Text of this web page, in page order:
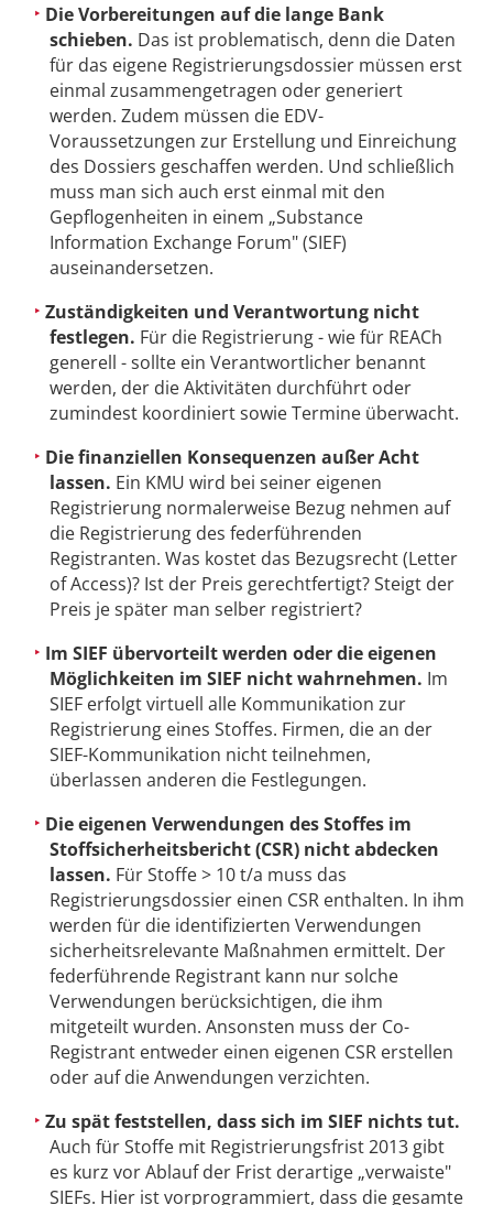
Die Vorbereitungen auf die lange Bank
schieben. Das ist problematisch, denn die Daten
für das eigene Registrierungsdossier müssen erst
einmal zusammengetragen oder generiert
werden. Zudem müssen die EDV-
Voraussetzungen zur Erstellung und Einreichung
des Dossiers geschaffen werden. Und schließlich
muss man sich auch erst einmal mit den
Gepflogenheiten in einem „Substance
Information Exchange Forum" (SIEF)
auseinandersetzen.
Zuständigkeiten und Verantwortung nicht
festlegen. Für die Registrierung - wie für REACh
generell - sollte ein Verantwortlicher benannt
werden, der die Aktivitäten durchführt oder
zumindest koordiniert sowie Termine überwacht.
Die finanziellen Konsequenzen außer Acht
lassen. Ein KMU wird bei seiner eigenen
Registrierung normalerweise Bezug nehmen auf
die Registrierung des federführenden
Registranten. Was kostet das Bezugsrecht (Letter
of Access)? Ist der Preis gerechtfertigt? Steigt der
Preis je später man selber registriert?
Im SIEF übervorteilt werden oder die eigenen
Möglichkeiten im SIEF nicht wahrnehmen. Im
SIEF erfolgt virtuell alle Kommunikation zur
Registrierung eines Stoffes. Firmen, die an der
SIEF-Kommunikation nicht teilnehmen,
überlassen anderen die Festlegungen.
Die eigenen Verwendungen des Stoffes im
Stoffsicherheitsbericht (CSR) nicht abdecken
lassen. Für Stoffe > 10 t/a muss das
Registrierungsdossier einen CSR enthalten. In ihm
werden für die identifizierten Verwendungen
sicherheitsrelevante Maßnahmen ermittelt. Der
federführende Registrant kann nur solche
Verwendungen berücksichtigen, die ihm
mitgeteilt wurden. Ansonsten muss der Co-
Registrant entweder einen eigenen CSR erstellen
oder auf die Anwendungen verzichten.
Zu spät feststellen, dass sich im SIEF nichts tut.
Auch für Stoffe mit Registrierungsfrist 2013 gibt
es kurz vor Ablauf der Frist derartige „verwaiste"
SIEFs. Hier ist vorprogrammiert, dass die gesamte